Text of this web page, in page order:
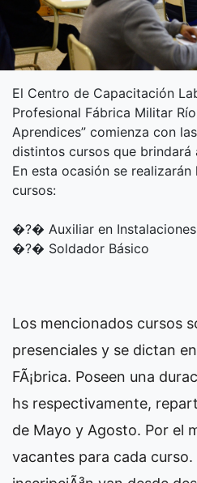
El Centro de Capacitación
Profesional Fábrica Militar
Aprendices” comienza con
distintos cursos que brindará
En esta ocasión se
cursos:
�?� Auxiliar en
�?� Soldador Básico
Los mencionados cursos
presenciales y se dictan
FÃ¡brica. Poseen una
hs respectivamente,
de Mayo y Agosto. Por el
vacantes para cada